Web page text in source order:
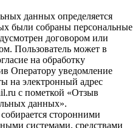
данных определяется
были собраны персональные
договором или
Пользователь может в
на обработку
Оператору уведомление
на электронный адрес
с пометкой «Отзыв
данных».
сторонними
системами, средствами